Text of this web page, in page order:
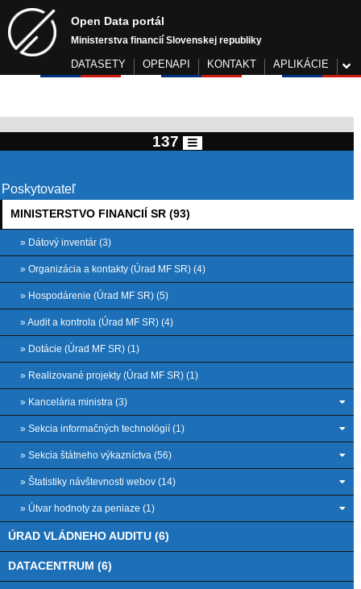
Open Data portál
Ministerstva financií Slovenskej republiky
DATASETY OPENAPI KONTAKT APLIKÁCIE
137
Poskytovateľ
MINISTERSTVO FINANCIÍ SR (93)
» Dátový inventár (3)
» Organizácia a kontakty (Úrad MF SR) (4)
» Hospodárenie (Úrad MF SR) (5)
» Audit a kontrola (Úrad MF SR) (4)
» Dotácie (Úrad MF SR) (1)
» Realizované projekty (Úrad MF SR) (1)
» Kancelária ministra (3)
» Sekcia informačných technológií (1)
» Sekcia štátneho výkazníctva (56)
» Štatistiky návštevnosti webov (14)
» Útvar hodnoty za peniaze (1)
ÚRAD VLÁDNEHO AUDITU (6)
DATACENTRUM (6)